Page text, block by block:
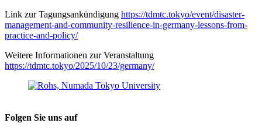
Link zur Tagungsankündigung https://tdmtc.tokyo/event/disaster-
management-and-community-resilience-in-germany-lessons-from-
practice-and-policy/
Weitere Informationen zur Veranstaltung
https://tdmtc.tokyo/2025/10/23/germany/
Folgen Sie uns auf